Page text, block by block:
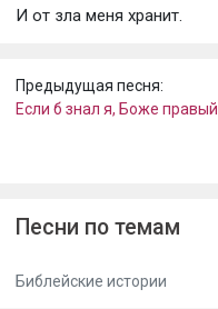
И от зла меня хранит.
Предыдущая песня:
Если б знал я, Боже правый
Песни по темам
Библейские истории